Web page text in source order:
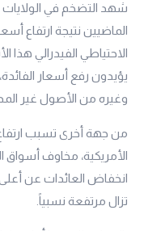
شهد التضخم في الولايات
الماضيين نتيجة ارتفاع
الاحتياطي الفيدرالي هذا
يؤيدون رفع أسعار
وغيره من الأصول غير
من جهة أخرى تسبب
الأمريكية، مخاوف أسواق
انخفاض العائدات عن أعلى
تزال مرتفعة نسبياً.